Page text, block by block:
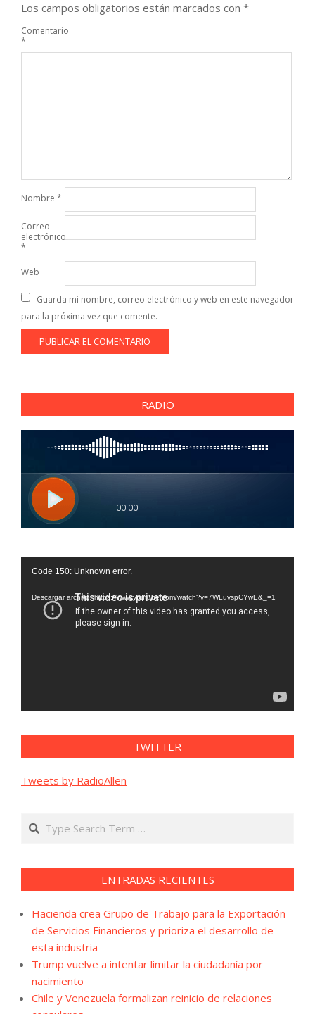
Los campos obligatorios están marcados con *
Comentario
*
Nombre *
Correo
electrónico
*
Web
Guarda mi nombre, correo electrónico y web en este navegador
para la próxima vez que comente.
RADIO
Reproductor
vídeo
Code 150: Unknown error.
Descargar archivo: https://www.youtube.com/watch?v=7WLuvspCYwE&_=1
TWITTER
Tweets by RadioAllen
Search
ENTRADAS RECIENTES
Hacienda crea Grupo de Trabajo para la Exportación
de Servicios Financieros y prioriza el desarrollo de
esta industria
Trump vuelve a intentar limitar la ciudadanía por
nacimiento
Chile y Venezuela formalizan reinicio de relaciones